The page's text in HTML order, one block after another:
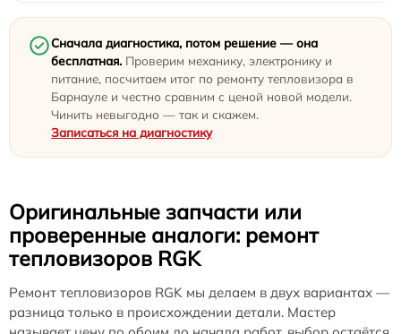
Сначала диагностика, потом решение — она
бесплатная. Проверим механику, электронику и
питание, посчитаем итог по ремонту тепловизора в
Барнауле и честно сравним с ценой новой модели.
Чинить невыгодно — так и скажем.
Записаться на диагностику
Оригинальные запчасти или
проверенные аналоги: ремонт
тепловизоров RGK
Ремонт тепловизоров RGK мы делаем в двух вариантах —
разница только в происхождении детали. Мастер